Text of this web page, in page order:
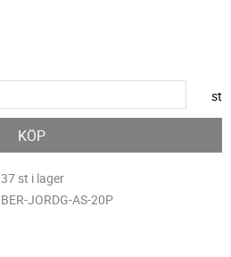
st
KÖP
37 st i lager
BER-JORDG-AS-20P